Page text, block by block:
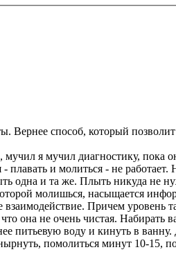
Вернее способ, который
я мучил диагностику, пока
и молиться - не работает.
одна и та же. Плыть никуда не
молишься, насыщается
Причем уровень
она не очень чистая. Набирать
питьевую воду и кинуть в
помолиться минут 10-15,